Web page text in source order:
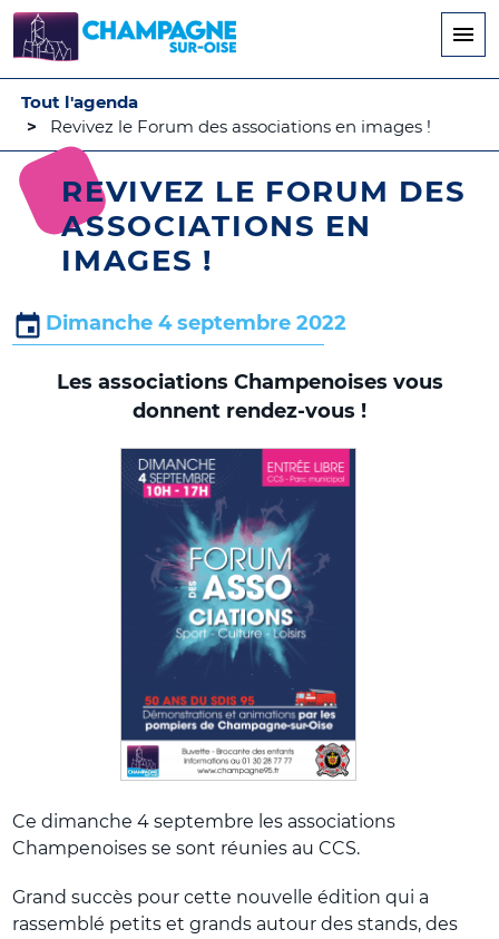
Tout l'agenda
Revivez le Forum des associations en images !
REVIVEZ LE FORUM DES
ASSOCIATIONS EN
IMAGES !
Dimanche 4 septembre 2022
Les associations Champenoises vous
donnent rendez-vous !
Ce dimanche 4 septembre les associations
Champenoises se sont réunies au CCS.
Grand succès pour cette nouvelle édition qui a
rassemblé petits et grands autour des stands, des